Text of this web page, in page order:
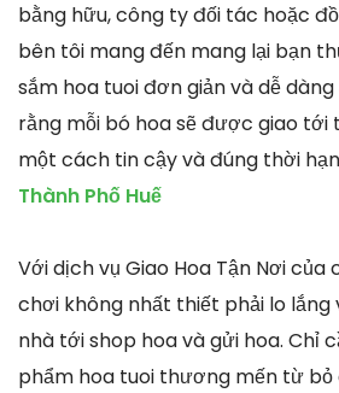
bằng hữu, công ty đối tác hoặc
bên tôi mang đến mang lại bạn
sắm hoa tuoi đơn giản và dễ
rằng mỗi bó hoa sẽ được giao tới
một cách tin cậy và đúng thời
Thành Phố Huế
Với dịch vụ Giao Hoa Tận Nơi của
chơi không nhất thiết phải lo lắng
nhà tới shop hoa và gửi hoa. Chỉ
phẩm hoa tuoi thương mến từ